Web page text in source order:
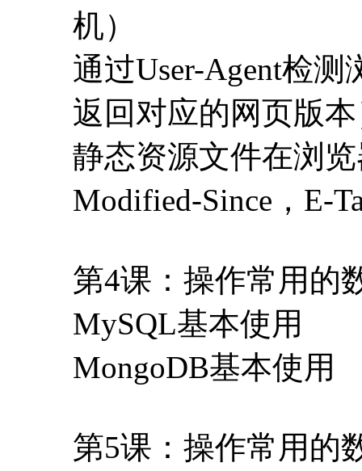
Modified-Since，E-
第4课：操作常用的
MySQL基本使用
MongoDB基本使用
第5课：操作常用的
Redis基本使用（实
制）
或MongoDB）